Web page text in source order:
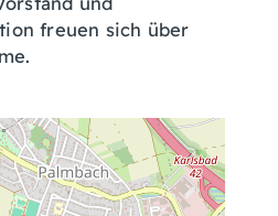
freuen sich über